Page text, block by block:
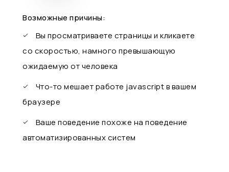
Возможные причины:
Вы просматриваете страницы и кликаете
со скоростью, намного превышающую
ожидаемую от человека
Что-то мешает работе javascript в вашем
браузере
Ваше поведение похоже на поведение
автоматизированных систем